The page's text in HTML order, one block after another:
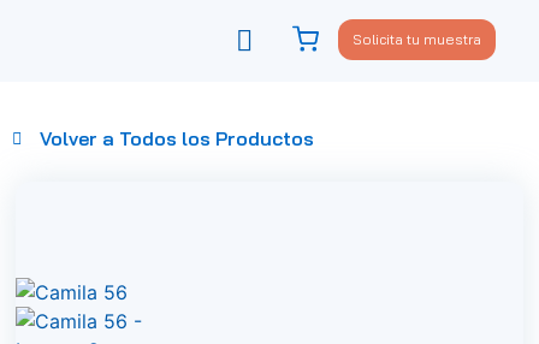
Solicita tu muestra
Volver a Todos los Productos